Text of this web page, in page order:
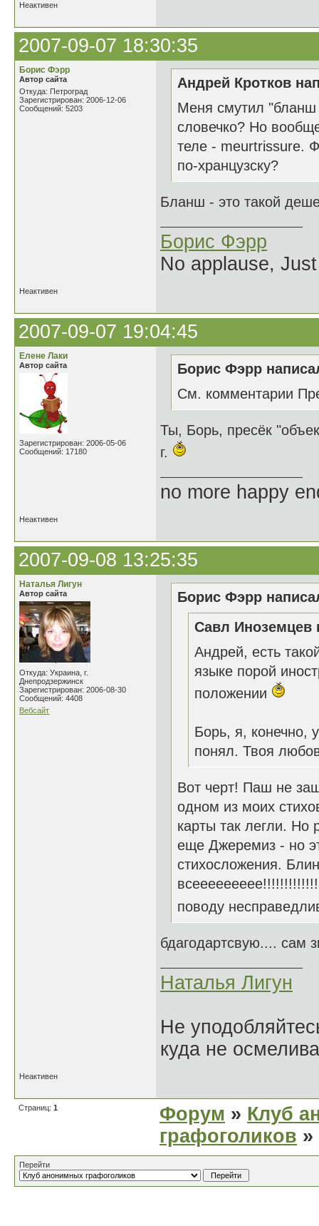
Неактивен
2007-09-07 18:30:35
Борис Фэрр
Автор сайта
Откуда: Петроград
Зарегистрирован: 2006-12-06
Сообщений: 5203
Андрей Кротков
Меня смутил "бланш
словечко? Но
теле - meurtrissure.
по-хранцузску?
Бланш - это такой
Борис Фэрр
No applause,
Неактивен
2007-09-07 19:04:45
Елене Лаки
Автор сайта
Зарегистрирован: 2006-05-06
Сообщений: 17180
Борис Фэрр
Cм. комментарии
Ты, Борь, пресёк
г.
no more happy
Неактивен
2007-09-08 13:25:35
Наталья Лигун
Автор сайта
Откуда: Украина, г.
Днепродзержинск
Зарегистрирован: 2006-08-30
Сообщений: 4408
Вебсайт
Борис Фэрр
Савл Иноземцев
Андрей, есть
языке порой
положении
Борь, я, конечно,
понял. Твоя
Вот черт! Паш не
одном из моих
карты так легли. Но
еще Джеремиз - но
стихосложения.
поводу
бдагодартсвую.... сам
Наталья Лигун
Не
куда не
Неактивен
Страниц: 1 Форум » Клуб
графоголиков
Перейти